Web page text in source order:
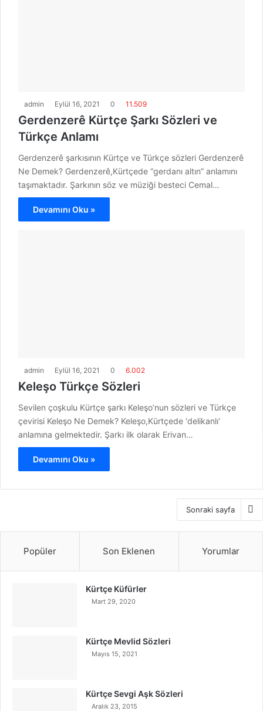
admin Eylül 16, 2021 0 11.509
Gerdenzerê Kürtçe Şarkı Sözleri ve
Türkçe Anlamı
Gerdenzerê şarkısının Kürtçe ve Türkçe sözleri Gerdenzerê
Ne Demek? Gerdenzerê,Kürtçede “gerdanı altın” anlamını
taşımaktadır. Şarkının söz ve müziği besteci Cemal…
Devamını Oku »
admin Eylül 16, 2021 0 6.002
Keleşo Türkçe Sözleri
Sevilen çoşkulu Kürtçe şarkı Keleşo’nun sözleri ve Türkçe
çevirisi Keleşo Ne Demek? Keleşo,Kürtçede ‘delikanlı‘
anlamına gelmektedir. Şarkı ilk olarak Erivan…
Devamını Oku »
Sonraki sayfa
Popüler Son Eklenen Yorumlar
Kürtçe Küfürler
Mart 29, 2020
Kürtçe Mevlid Sözleri
Mayıs 15, 2021
Kürtçe Sevgi Aşk Sözleri
Aralık 23, 2015